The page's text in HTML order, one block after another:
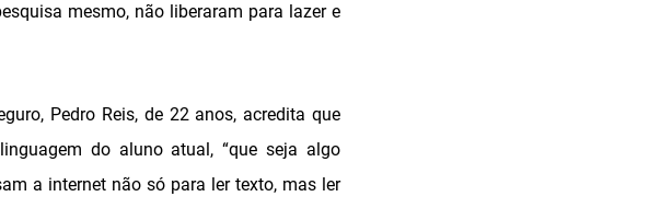
mesmo, não liberaram para lazer e
Pedro Reis, de 22 anos, acredita que
do aluno atual, “que seja algo
a internet não só para ler texto, mas ler